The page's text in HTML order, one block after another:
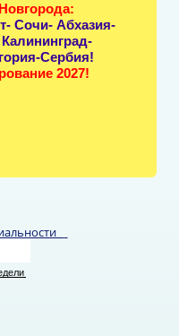
Сочи- Абхазия-
Сербия!
2027!